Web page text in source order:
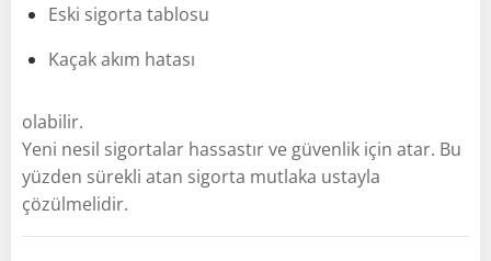
Eski sigorta tablosu
Kaçak akım hatası
olabilir.
Yeni nesil sigortalar hassastır ve güvenlik için atar. Bu
yüzden sürekli atan sigorta mutlaka ustayla
çözülmelidir.